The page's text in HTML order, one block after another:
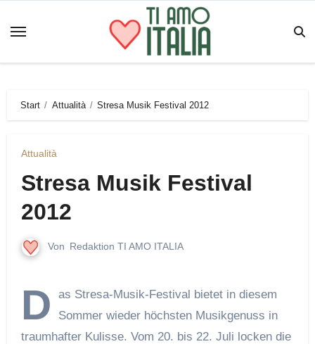
Inhalt
Start Attualità Stresa Musik Festival 2012
Attualità
Stresa Musik Festival
2012
Von Redaktion TI AMO ITALIA
D
as Stresa-Musik-Festival bietet in diesem
Sommer wieder höchsten Musikgenuss in
traumhafter Kulisse. Vom 20. bis 22. Juli locken die